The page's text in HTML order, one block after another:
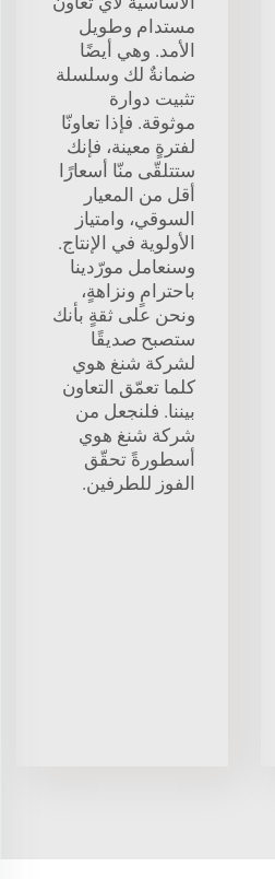
مستدام وطويل
الأمد. وهي أيضًا
ضمانةٌ لك وسلسلة
تثبيت دوارة
موثوقة. فإذا تعاونّا
لفترةٍ معينة، فإنك
ستتلقّى منّا أسعارًا
أقل من المعيار
السوقي، وامتياز
الأولوية في الإنتاج.
وسنعامل مورّدينا
باحترامٍ ونزاهةٍ،
ونحن على ثقةٍ بأنك
ستصبح صديقًا
لشركة شنغ هوي
كلما تعمّق التعاون
بيننا. فلنجعل من
شركة شنغ هوي
أسطورةً تحقّق
الفوز للطرفين.